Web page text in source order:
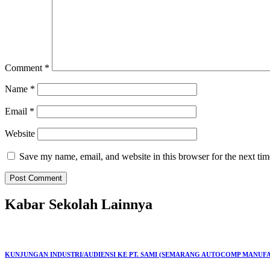
Comment *
Name *
Email *
Website
Save my name, email, and website in this browser for the next
Kabar Sekolah Lainnya
KUNJUNGAN INDUSTRI/AUDIENSI KE PT. SAMI (SEMARANG AUTOCOMP